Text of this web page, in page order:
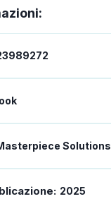
Solutions
2025